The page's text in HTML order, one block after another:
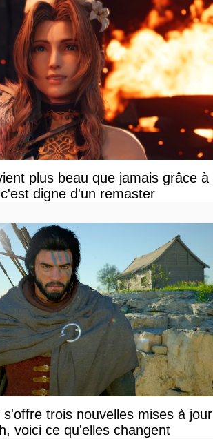
plus beau que jamais grâce à
digne d'un remaster
trois nouvelles mises à jour
voici ce qu'elles changent